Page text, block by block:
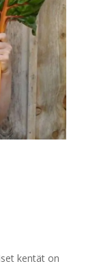
kentät on